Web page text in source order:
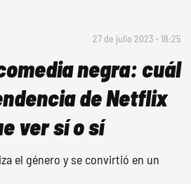
27 de julio 2023 - 18:25
negra: cuál
de Netflix
ver sí o sí
el género y se convirtió en un